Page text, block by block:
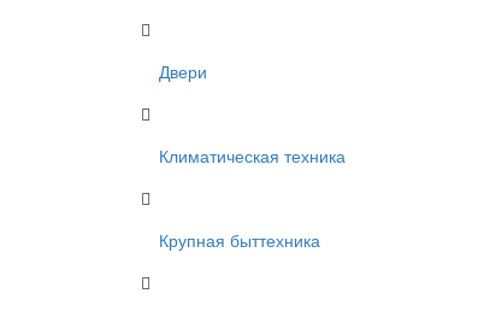
Двери
Климатическая техника
Крупная быттехника